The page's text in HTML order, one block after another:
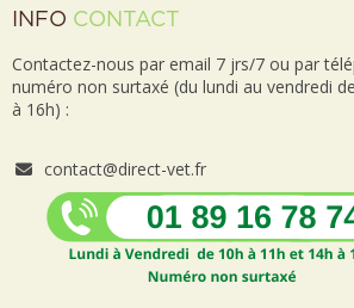
INFO CONTACT
Contactez-nous par email 7 jrs/7 ou par
numéro non surtaxé (du lundi au vendredi
à 16h) :
contact@direct-vet.fr